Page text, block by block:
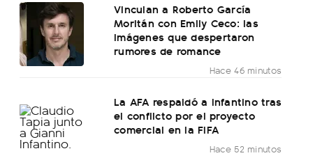
Vinculan a Roberto García
Moritán con Emily Ceco: las
imágenes que despertaron
rumores de romance
Hace 46 minutos
La AFA respaldó a Infantino tras
el conflicto por el proyecto
comercial en la FIFA
Hace 52 minutos